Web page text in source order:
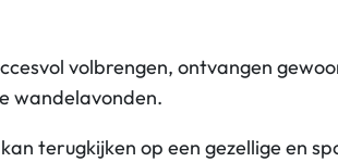
volbrengen, ontvangen
wandelavonden.
terugkijken op een gezellige en